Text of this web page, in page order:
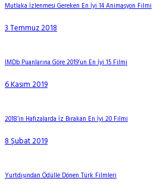
Mutlaka İzlenmesi Gereken En İyi 14 Animasyon Filmi
3 Temmuz 2018
IMDb Puanlarına Göre 2019’un En İyi 15 Filmi
6 Kasım 2019
2018’in Hafızalarda İz Bırakan En İyi 20 Filmi
8 Şubat 2019
Yurtdışından Ödülle Dönen Türk Filmleri